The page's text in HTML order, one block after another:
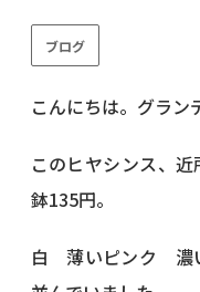
ブログ
こんにちは。グラン
このヒヤシンス、
鉢135円。
白 薄いピンク